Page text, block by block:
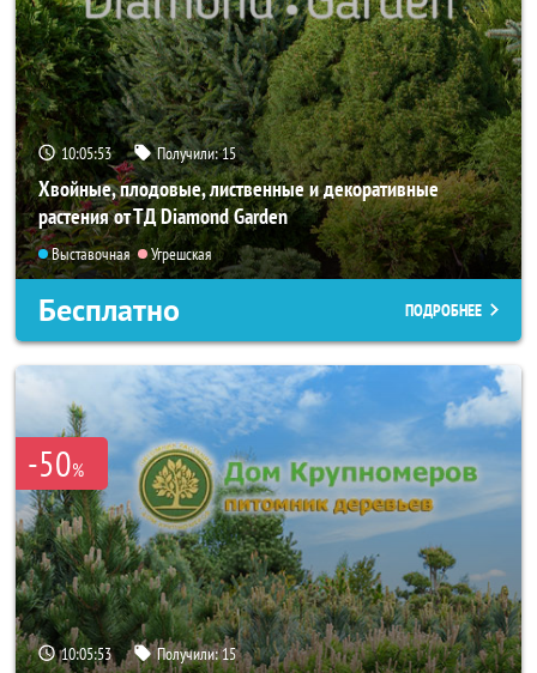
10:05:52 Получили:15
Хвойные, плодовые, лиственные и декоративные
растения от ТД Diamond Garden
Выставочная Угрешская
Бесплатно ПОДРОБНЕЕ
-50%
10:05:52 Получили:15